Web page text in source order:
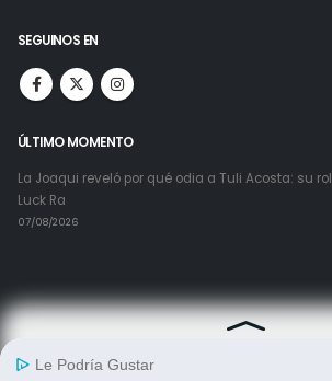
SEGUINOS EN
ÚLTIMO MOMENTO
La Joaqui reveló por qué odia a Tuli Acosta: su
Luck Ra
07/08/2026